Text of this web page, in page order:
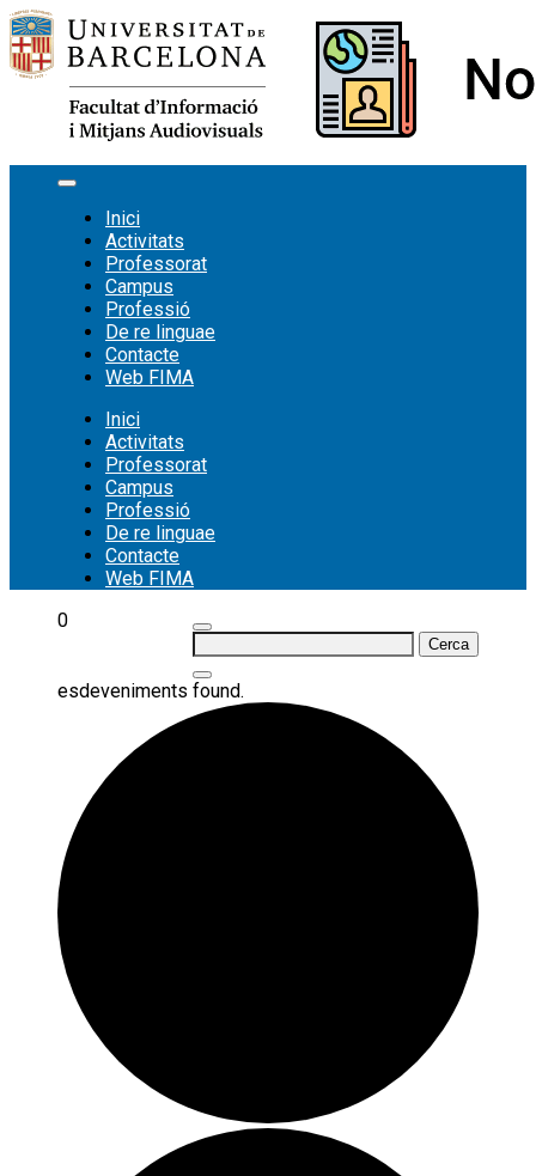
Vés
al
contingut
Inici
Activitats
Professorat
Campus
Professió
De re linguae
Contacte
Web FIMA
Inici
Activitats
Professorat
Campus
Professió
De re linguae
Contacte
Web FIMA
Cerca:
0
esdeveniments found.